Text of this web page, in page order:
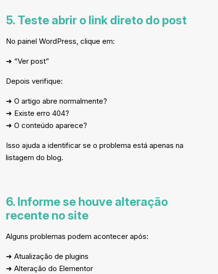
5. Teste abrir o link direto do post
No painel WordPress, clique em:
➜ “Ver post”
Depois verifique:
➜ O artigo abre normalmente?
➜ Existe erro 404?
➜ O conteúdo aparece?
Isso ajuda a identificar se o problema está apenas na
listagem do blog.
6. Informe se houve alteração
recente no site
Alguns problemas podem acontecer após:
➜ Atualização de plugins
➜ Alteração do Elementor